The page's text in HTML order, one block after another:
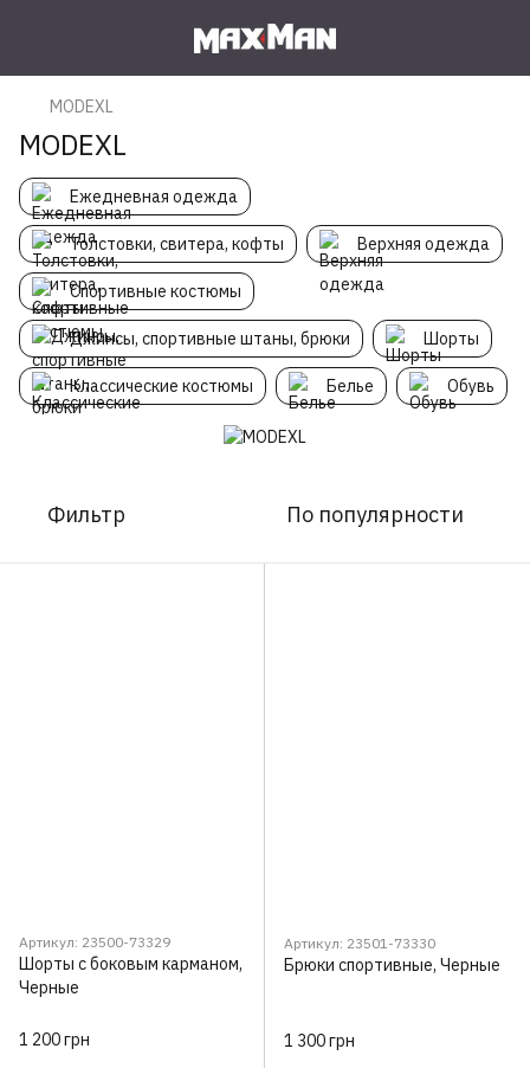
MODEXL
MODEXL
Ежедневная одежда
Толстовки, свитера, кофты Верхняя одежда
Спортивные костюмы
Джинсы, спортивные штаны, брюки Шорты
Классические костюмы Белье Обувь
Фильтр По популярности
Артикул: 23500-73329
Шорты с боковым карманом,
Черные
1 200 грн
Артикул: 23501-73330
Брюки спортивные, Черные
1 300 грн